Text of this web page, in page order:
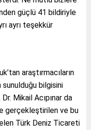
güçlü 41 bildiriyle
ayrı teşekkür
araştırmacıların
sunulduğu bilgisini
Mikail Acıpınar da
gerçekleştirilen ve bu
Türk Deniz Ticareti